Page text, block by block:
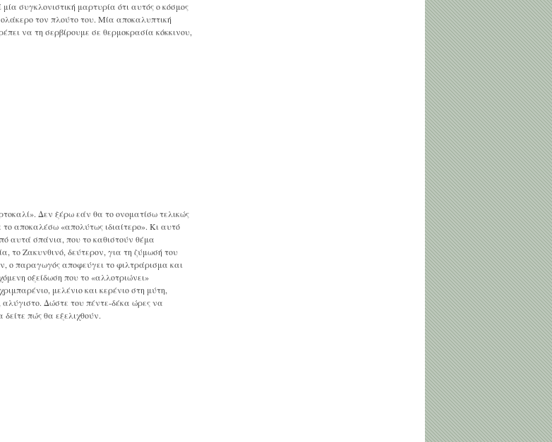
συγκλονιστική μαρτυρία ότι αυτός ο κόσμος
τον πλούτο του. Μία αποκαλυπτική
να τη σερβίρουμε σε θερμοκρασία κόκκινου,
Δεν ξέρω εάν θα το ονοματίσω τελικώς
αποκαλέσω «απολύτως ιδιαίτερο». Κι αυτό
αυτά σπάνια, που το καθιστούν θέμα
το Ζακυνθινό, δεύτερον, για τη ζύμωσή του
ο παραγωγός αποφεύγει το φιλτράρισμα και
οξείδωση που το «αλλοτριώνει»
μελένιο και κερένιο στη μύτη,
Δώστε του πέντε-δέκα ώρες να
πώς θα εξελιχθούν.